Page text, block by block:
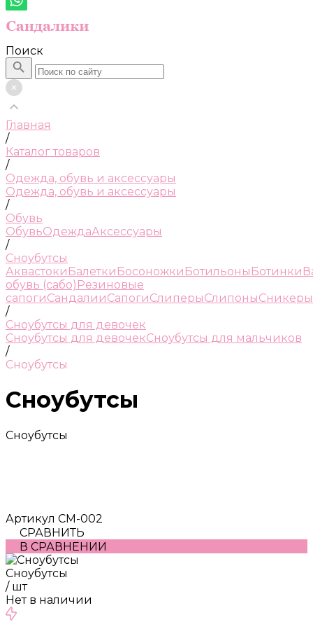
Поиск
Главная
/
Каталог товаров
/
Одежда, обувь и аксессуары
Одежда, обувь и аксессуары
/
Обувь
ОбувьОдеждаАксессуары
/
Сноубутсы
Аквастоки Балетки Босоножки Ботильоны Ботинки
обувь (сабо) Резиновые
сапогиСандалииСапогиСлиперыСлипоныСникеры
/
Сноубутсы для девочек
Сноубутсы для девочекСноубутсы для мальчиков
/
Сноубутсы
Сноубутсы
Сноубутсы
Артикул СМ-002
СРАВНИТЬ
В СРАВНЕНИИ
Сноубутсы
/ шт
Нет в наличии